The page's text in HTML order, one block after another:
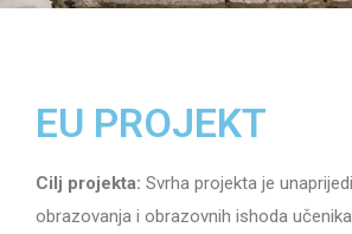
EU PROJEKT
Cilj projekta: Svrha projekta je
obrazovanja i obrazovnih ishoda